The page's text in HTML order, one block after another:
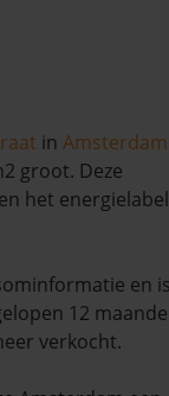
in Amsterdam
groot. Deze
het
en is
12
verkocht.